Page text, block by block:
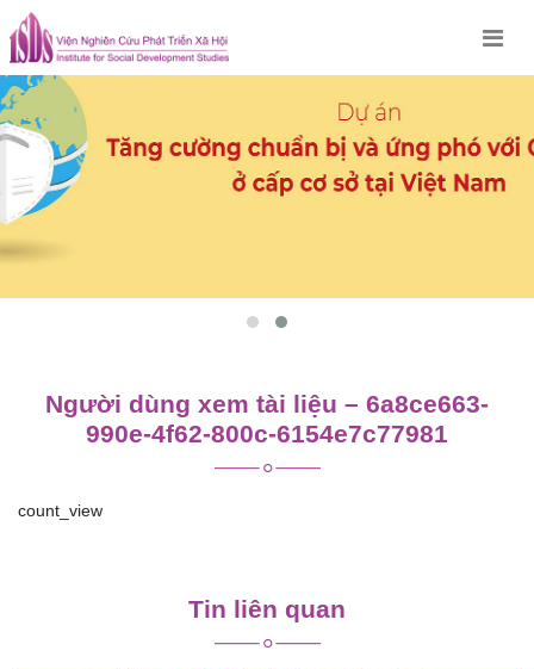
Skip
to
content
Người dùng xem tài liệu – 6a8ce663-
990e-4f62-800c-6154e7c77981
count_view
Tin liên quan